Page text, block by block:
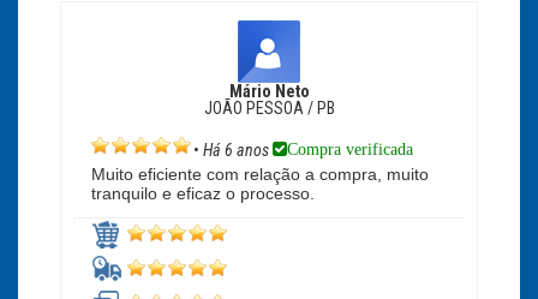
Mário Neto
JOÃO PESSOA / PB
• Há 6 anos Compra verificada
Muito eficiente com relação a compra, muito
tranquilo e eficaz o processo.